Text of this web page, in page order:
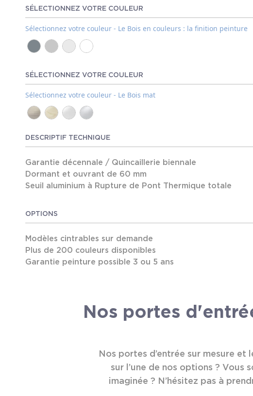
SÉLECTIONNEZ VOTRE COULEUR
Sélectionnez votre couleur - Le Bois en couleurs : la finition peinture
SÉLECTIONNEZ VOTRE COULEUR
Sélectionnez votre couleur - Le Bois mat
DESCRIPTIF TECHNIQUE
Garantie décennale / Quincaillerie biennale
Dormant et ouvrant de 60 mm
Seuil aluminium à Rupture de Pont Thermique totale
Performance possible jusqu'à UD 1,3
Traverse basse ouvrant avec jet d'eau massif
Fiches réglables renforcées
OPTIONS
Modèles cintrables sur demande
Plus de 200 couleurs disponibles
Garantie peinture possible 3 ou 5 ans
Fixes latéraux et impostes bois sur mesure
Vitrage au choix parmi une large variété
Nos portes
Nos portes d’entrée sur mesure et
sur l’une de nos options ?
imaginée ? N’hésitez pas à